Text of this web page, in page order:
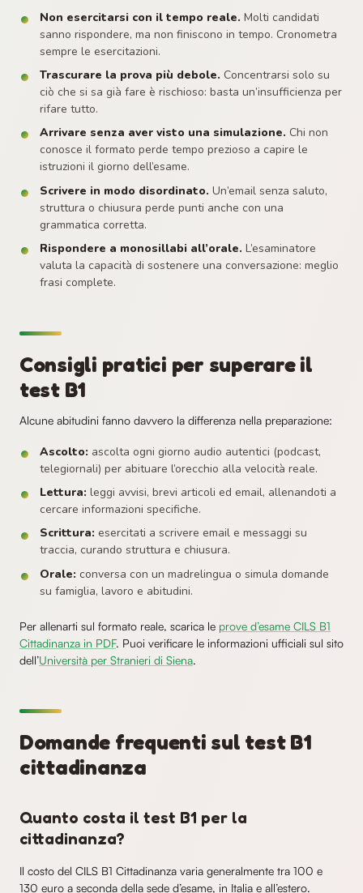
Non esercitarsi con il tempo reale. Molti candidati
sanno rispondere, ma non finiscono in tempo. Cronometra
sempre le esercitazioni.
Trascurare la prova più debole. Concentrarsi solo su
ciò che si sa già fare è rischioso: basta un’insufficienza per
rifare tutto.
Arrivare senza aver visto una simulazione. Chi non
conosce il formato perde tempo prezioso a capire le
istruzioni il giorno dell’esame.
Scrivere in modo disordinato. Un’email senza saluto,
struttura o chiusura perde punti anche con una
grammatica corretta.
Rispondere a monosillabi all’orale. L’esaminatore
valuta la capacità di sostenere una conversazione: meglio
frasi complete.
Consigli pratici per superare il
test B1
Alcune abitudini fanno davvero la differenza nella preparazione:
Ascolto: ascolta ogni giorno audio autentici (podcast,
telegiornali) per abituare l’orecchio alla velocità reale.
Lettura: leggi avvisi, brevi articoli ed email, allenandoti a
cercare informazioni specifiche.
Scrittura: esercitati a scrivere email e messaggi su
traccia, curando struttura e chiusura.
Orale: conversa con un madrelingua o simula domande
su famiglia, lavoro e abitudini.
Per allenarti sul formato reale, scarica le prove d’esame CILS B1
Cittadinanza in PDF. Puoi verificare le informazioni ufficiali sul sito
dell’Università per Stranieri di Siena.
Domande frequenti sul test B1
cittadinanza
Quanto costa il test B1 per la
cittadinanza?
Il costo del CILS B1 Cittadinanza varia generalmente tra 100 e
130 euro a seconda della sede d’esame, in Italia e all’estero.